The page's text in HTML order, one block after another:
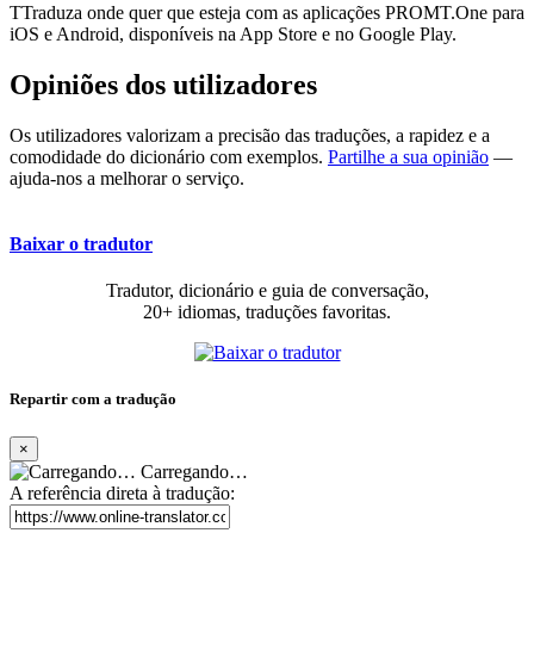
TTraduza onde quer que esteja com as aplicações PROMT.One para
iOS e Android, disponíveis na App Store e no Google Play.
Opiniões dos utilizadores
Os utilizadores valorizam a precisão das traduções, a rapidez e a
comodidade do dicionário com exemplos. Partilhe a sua opinião —
ajuda-nos a melhorar o serviço.
Baixar o tradutor
Tradutor, dicionário e guia de conversação,
20+ idiomas, traduções favoritas.
Repartir com a tradução
×
Carregando…
A referência direta à tradução: